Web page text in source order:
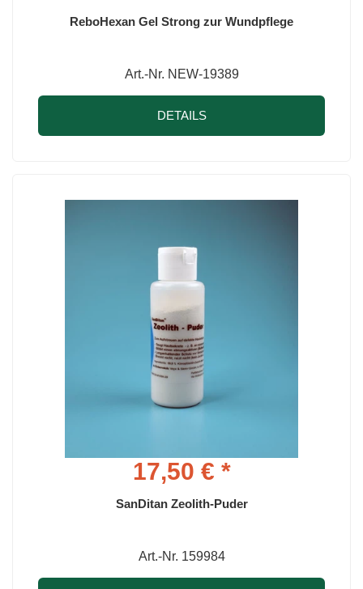
ReboHexan Gel Strong zur Wundpflege
Art.-Nr. NEW-19389
DETAILS
17,50 € *
SanDitan Zeolith-Puder
Art.-Nr. 159984